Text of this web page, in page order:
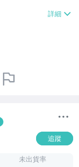
追蹤
未出貨率